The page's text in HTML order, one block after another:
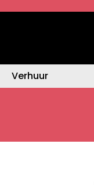
Verhuur